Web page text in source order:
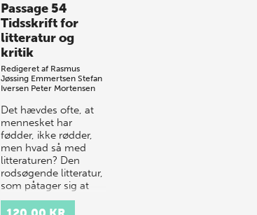
Passage 54
Tidsskrift for
litteratur og
kritik
Redigeret af Rasmus
Jøssing Emmertsen Stefan
Iversen Peter Mortensen
Det hævdes ofte, at
mennesket har
fødder, ikke rødder,
men hvad så med
litteraturen? Den
rodsøgende litteratur,
som påtager sig at
undersøge
mennesker…